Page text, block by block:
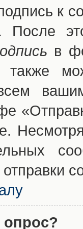
к
После
в
опрос?